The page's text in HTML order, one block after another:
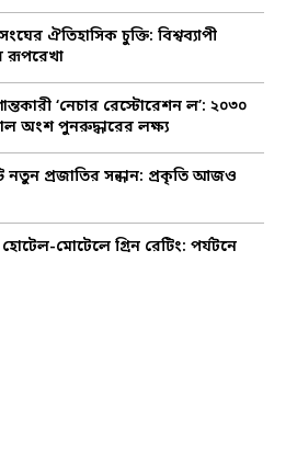
ঐতিহাসিক চুক্তি: বিশ্বব্যাপী
রূপরেখা
‘নেচার রেস্টোরেশন ল’: ২০৩০
অংশ পুনরুদ্ধারের লক্ষ্য
নতুন প্রজাতির সন্ধান: প্রকৃতি আজও
মোটেলে গ্রিন রেটিং: পর্যটনে